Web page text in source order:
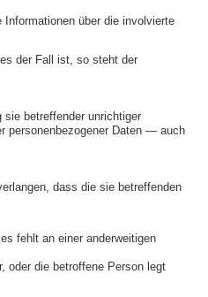
über die involvierte
der Fall ist, so steht der
sie betreffender unrichtiger
personenbezogener Daten — auch
dass die sie betreffenden
fehlt an einer anderweitigen
oder die betroffene Person legt